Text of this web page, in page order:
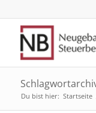
Du bist hier: Startseite